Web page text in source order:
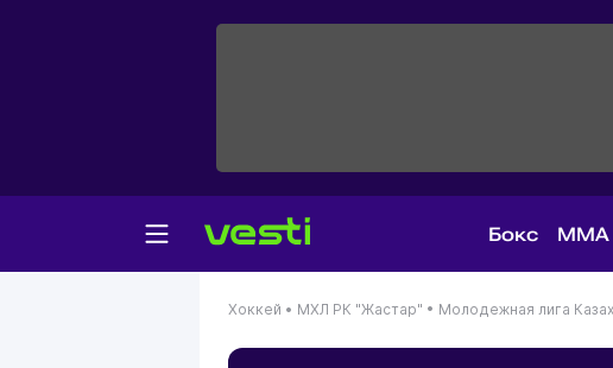
Бокс MMA
Хоккей • МХЛ РК "Жастар" • Молодежная лига